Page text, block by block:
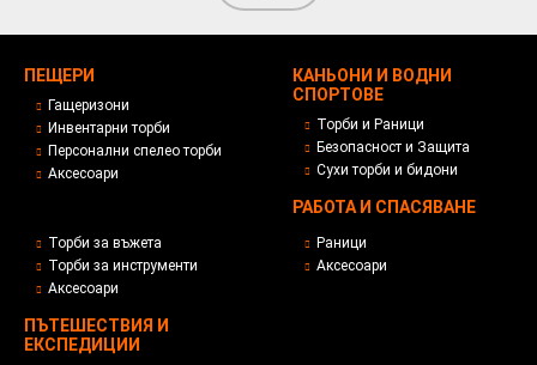
ПЕЩЕРИ
Гащеризони
Инвентарни торби
Персонални спелео торби
Аксесоари
КАНЬОНИ И ВОДНИ
СПОРТОВЕ
Торби и Раници
Безопасност и Защита
Сухи торби и бидони
РАБОТА И СПАСЯВАНЕ
Торби за въжета
Торби за инструменти
Аксесоари
ПЪТЕШЕСТВИЯ И
ЕКСПЕДИЦИИ
Раници
Аксесоари